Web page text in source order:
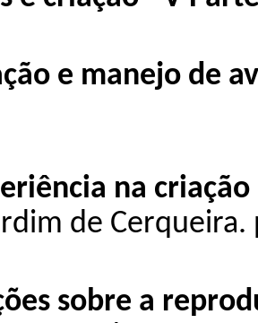
e manejo de
na
de Cerqueira.
sobre a